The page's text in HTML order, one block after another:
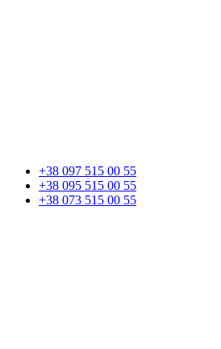
+38 097 515 00 55
+38 095 515 00 55
+38 073 515 00 55